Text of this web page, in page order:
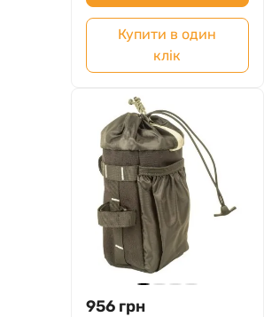
Купити в один
клік
956 грн